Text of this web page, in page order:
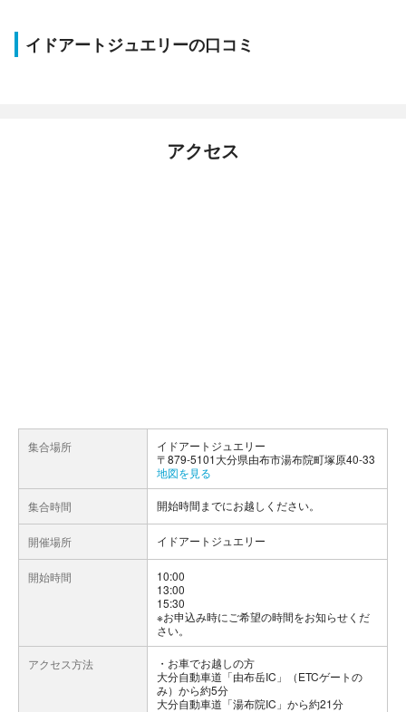
イドアートジュエリーの口コミ
アクセス
集合場所
イドアートジュエリー
〒879-5101大分県由布市湯布院町塚原40-33
地図を見る
集合時間 開始時間までにお越しください。
開催場所 イドアートジュエリー
開始時間
10:00
13:00
15:30
※お申込み時にご希望の時間をお知らせくだ
さい。
アクセス方法
お車でお越しの方
大分自動車道「由布岳IC」（ETCゲートの
み）から約5分
大分自動車道「湯布院IC」から約21分